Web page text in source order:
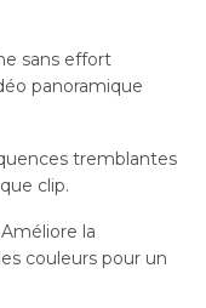
sans effort
panoramique
tremblantes
clip.
la
couleurs pour un